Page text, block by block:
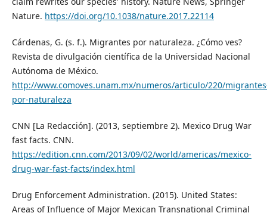
Nature. https://doi.org/10.1038/nature.2017.22114
Cárdenas, G. (s. f.). Migrantes por naturaleza. ¿Cómo ves?
Revista de divulgación científica de la Universidad Nacional
Autónoma de México.
http://www.comoves.unam.mx/numeros/articulo/220/
por-naturaleza
CNN [La Redacción]. (2013, septiembre 2). Mexico Drug War
fast facts. CNN.
https://edition.cnn.com/2013/09/02/world/americas/mexico-
drug-war-fast-facts/index.html
Drug Enforcement Administration. (2015). United States:
Areas of Influence of Major Mexican Transnational Criminal